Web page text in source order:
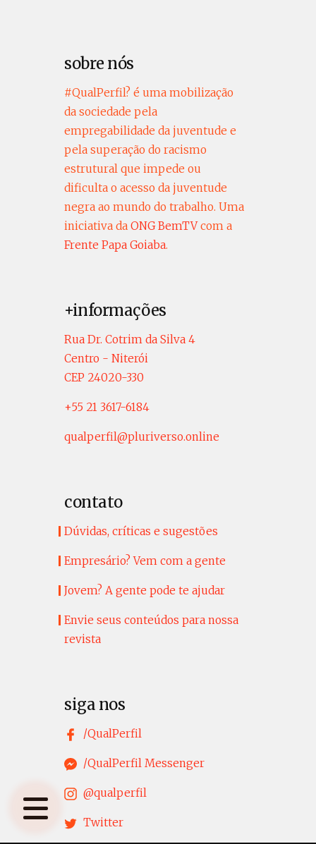
sobre nós
#QualPerfil? é uma mobilização
da sociedade pela
empregabilidade da juventude e
pela superação do racismo
estrutural que impede ou
dificulta o acesso da juventude
negra ao mundo do trabalho. Uma
iniciativa da ONG BemTVcom a
Frente Papa Goiaba.
+informações
Rua Dr. Cotrim da Silva 4
Centro - Niterói
CEP 24020-330
+55 21 3617-6184
qualperfil@pluriverso.online
contato
Dúvidas, críticas e sugestões
Empresário? Vem com a gente
Jovem? A gente pode te ajudar
Envie seus conteúdos para nossa
revista
siga nos
/QualPerfil
/QualPerfil Messenger
@qualperfil
Twitter